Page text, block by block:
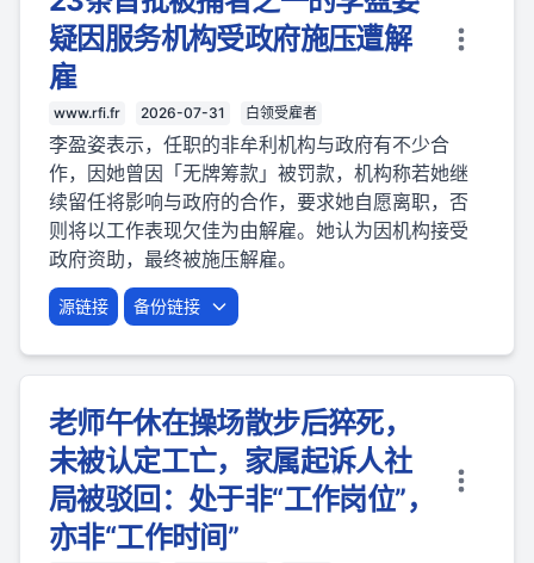
疑因服务机构受政府施压遭解
雇
www.rfi.fr 2026-07-31 白领受雇者
李盈姿表示，任职的非牟利机构与政府有不少合
作，因她曾因「无牌筹款」被罚款，机构称若她继
续留任将影响与政府的合作，要求她自愿离职，否
则将以工作表现欠佳为由解雇。她认为因机构接受
政府资助，最终被施压解雇。
源链接 备份链接
老师午休在操场散步后猝死，
未被认定工亡，家属起诉人社
局被驳回：处于非“工作岗位”，
亦非“工作时间”